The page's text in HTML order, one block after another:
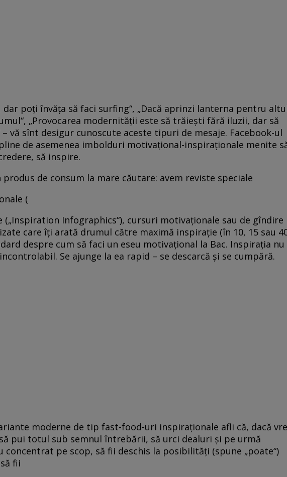
poţi învăţa să faci surfing“, „Dacă aprinzi lanterna pentru
„Provocarea modernităţii este să trăieşti fără iluzii, dar să
vă sînt desigur cunoscute aceste tipuri de mesaje. Facebook-ul
de asemenea imbolduri motivaţional-inspiraţionale menite
să inspire.
de consum la mare căutare: avem reviste speciale
(
(„Inspiration Infographics“), cursuri motivaţionale sau de gîndire
care îţi arată drumul către maximă inspiraţie (în 10, 15 sau
despre cum să faci un eseu motivaţional la Bac. Inspiraţia nu
Se ajunge la ea rapid – se descarcă şi se cumpără.
moderne de tip fast-food-uri inspiraţionale afli că, dacă
pui totul sub semnul întrebării, să urci dealuri şi pe urmă
concentrat pe scop, să fii deschis la posibilităţi (spune „poate“)
fii